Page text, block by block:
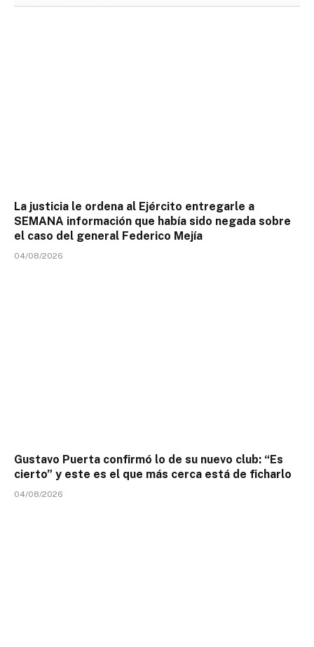
La justicia le ordena al Ejército entregarle a
SEMANA información que había sido negada sobre
el caso del general Federico Mejía
04/08/2026
Gustavo Puerta confirmó lo de su nuevo club: “Es
cierto” y este es el que más cerca está de ficharlo
04/08/2026